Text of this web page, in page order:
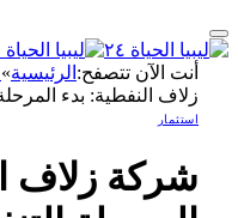
أنت الآن تتصفح:الرئيسية»
زلاف النفطية: بدء
استثمار
شركة زلاف